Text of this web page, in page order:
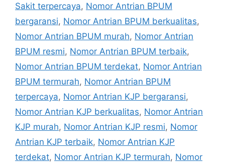
Sakit terpercaya, Nomor Antrian BPUM
bergaransi, Nomor Antrian BPUM berkualitas,
Nomor Antrian BPUM murah, Nomor Antrian
BPUM resmi, Nomor Antrian BPUM terbaik,
Nomor Antrian BPUM terdekat, Nomor Antrian
BPUM termurah, Nomor Antrian BPUM
terpercaya, Nomor Antrian KJP bergaransi,
Nomor Antrian KJP berkualitas, Nomor Antrian
KJP murah, Nomor Antrian KJP resmi, Nomor
Antrian KJP terbaik, Nomor Antrian KJP
terdekat, Nomor Antrian KJP termurah, Nomor